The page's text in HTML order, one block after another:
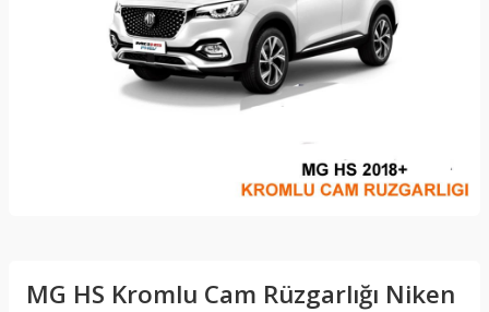
MG HS Kromlu Cam Rüzgarlığı Niken